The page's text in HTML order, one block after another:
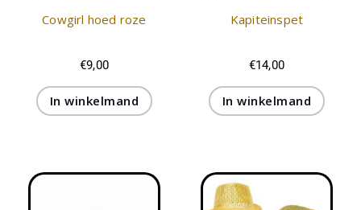
Cowgirl hoed roze
€9,00
In winkelmand
Kapiteinspet
€14,00
In winkelmand